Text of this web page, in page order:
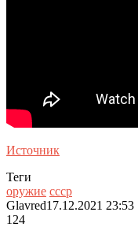
Источник
Теги
оружие ссср
Glavred17.12.2021 23:53
124